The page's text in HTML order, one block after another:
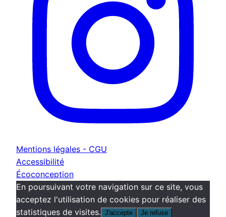
Mentions légales - CGU
Accessibilité
Écoconception
En poursuivant votre navigation sur ce site, vous
acceptez l'utilisation de cookies pour réaliser des
statistiques de visites. J'accepte Je refuse